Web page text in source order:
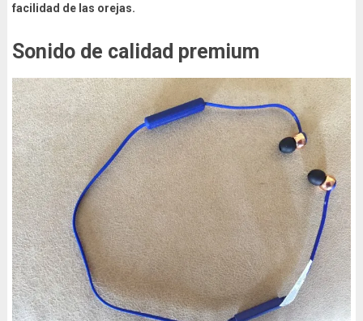
facilidad de las orejas.
Sonido de calidad premium